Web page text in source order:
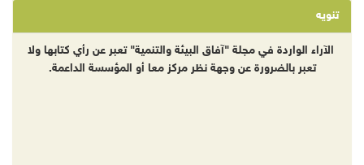
تنويه
الآراء الواردة في مجلة "آفاق البيئة والتنمية" تعبر عن رأي كتابها ولا
تعبر بالضرورة عن وجهة نظر مركز معا أو المؤسسة الداعمة.